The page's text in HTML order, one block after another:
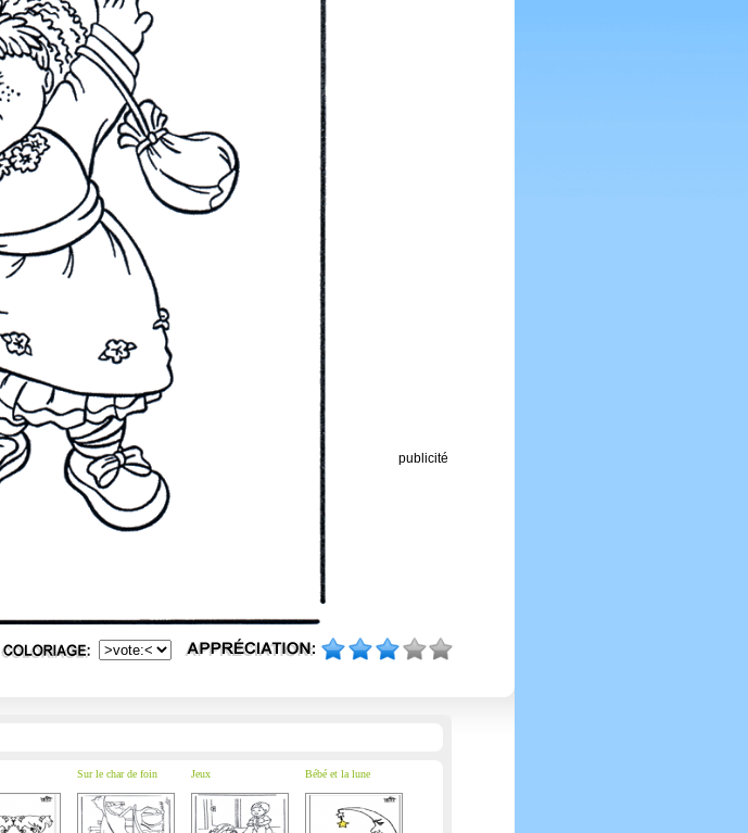
publicité
Sur le char de foin Jeux Bébé et la lune